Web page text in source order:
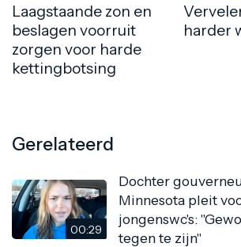
Laagstaande zon en
beslagen voorruit
zorgen voor harde
kettingbotsing
harder
Gerelateerd
00:29
Dochter
Minnesota pleit
jongenswc's:
tegen te zijn"